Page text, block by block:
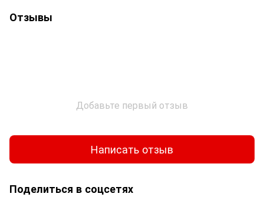
Отзывы
Добавьте первый отзыв
Написать отзыв
Поделиться в соцсетях